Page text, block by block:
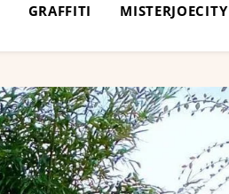
GRAFFITI MISTERJOECITY